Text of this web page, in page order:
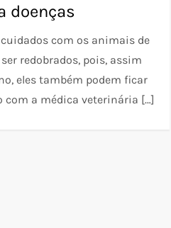
doenças
com os animais de
redobrados, pois, assim
eles também podem ficar
com a médica veterinária […]